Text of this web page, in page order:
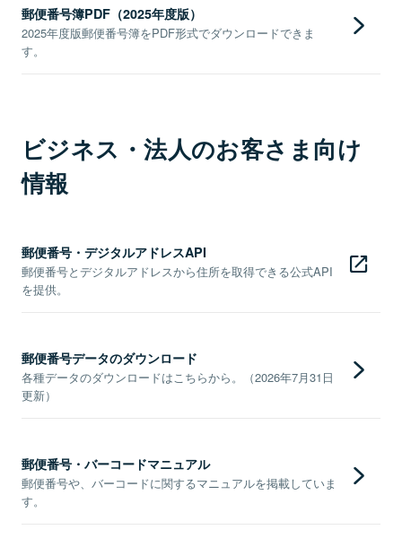
郵便番号簿PDF（2025年度版）
2025年度版郵便番号簿をPDF形式でダウンロードできま
す。
ビジネス・法人のお客さま向け
情報
郵便番号・デジタルアドレスAPI
郵便番号とデジタルアドレスから住所を取得できる公式API
を提供。
郵便番号データのダウンロード
各種データのダウンロードはこちらから。（2026年7月31日
更新）
郵便番号・バーコードマニュアル
郵便番号や、バーコードに関するマニュアルを掲載していま
す。